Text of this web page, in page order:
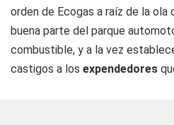
orden de Ecogas a raíz de la ola
buena parte del parque
combustible, y a la vez
castigos a los expendedores